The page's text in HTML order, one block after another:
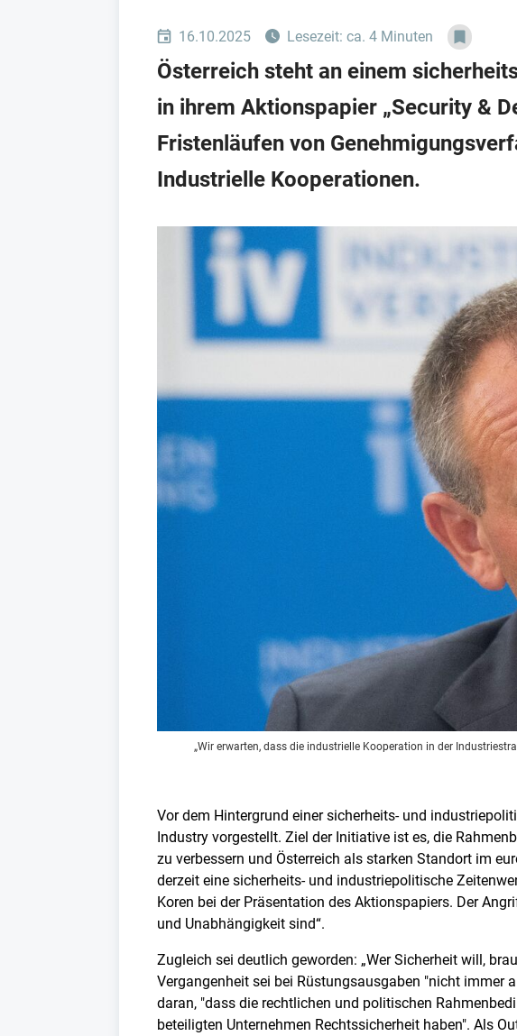
16.10.2025 Lesezeit: ca. 4 Minuten
Österreich steht an einem
in ihrem Aktionspapier „Security &
Fristenläufen von
Industrielle Kooperationen.
„Wir erwarten, dass die industrielle Kooperation in der
Vor dem Hintergrund einer sicherheits- und
Industry vorgestellt. Ziel der Initiative ist es, die
zu verbessern und Österreich als starken Standort im
derzeit eine sicherheits- und industriepolitische
Koren bei der Präsentation des Aktionspapiers. Der
und Unabhängigkeit sind“.
Zugleich sei deutlich geworden: „Wer Sicherheit will,
Vergangenheit sei bei Rüstungsausgaben "nicht immer
daran, "dass die rechtlichen und politischen
beteiligten Unternehmen Rechtssicherheit haben". Als